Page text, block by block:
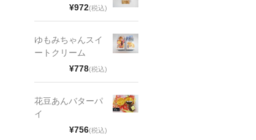
¥972(税込)
ゆもみちゃんスイ
ートクリーム
¥778(税込)
花豆あんバターパ
イ
¥756(税込)